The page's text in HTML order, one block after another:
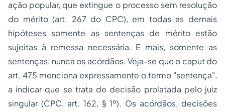
ação popular, que extingue o processo sem resolução
do mérito (art. 267 do CPC), em todas as demais
hipóteses somente as sentenças de mérito estão
sujeitas à remessa necessária. E mais, somente as
sentenças, nunca os acórdãos. Veja-se que o caputdo
art. 475 menciona expressamente o termo "sentença",
a indicar que se trata de decisão prolatada pelo juiz
singular (CPC, art. 162, § 1º). Os acórdãos, decisões